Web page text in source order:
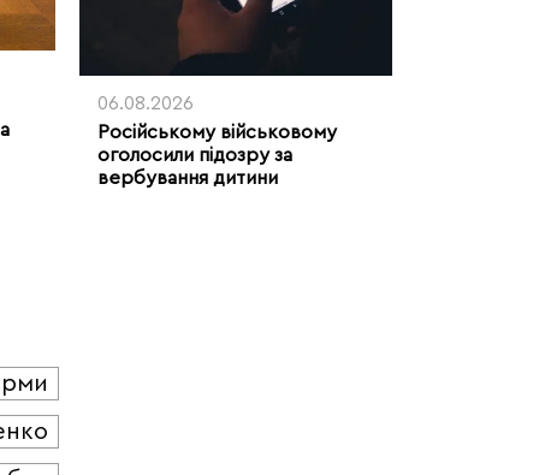
06.08.2026
Російському військовому
оголосили підозру за
вербування дитини